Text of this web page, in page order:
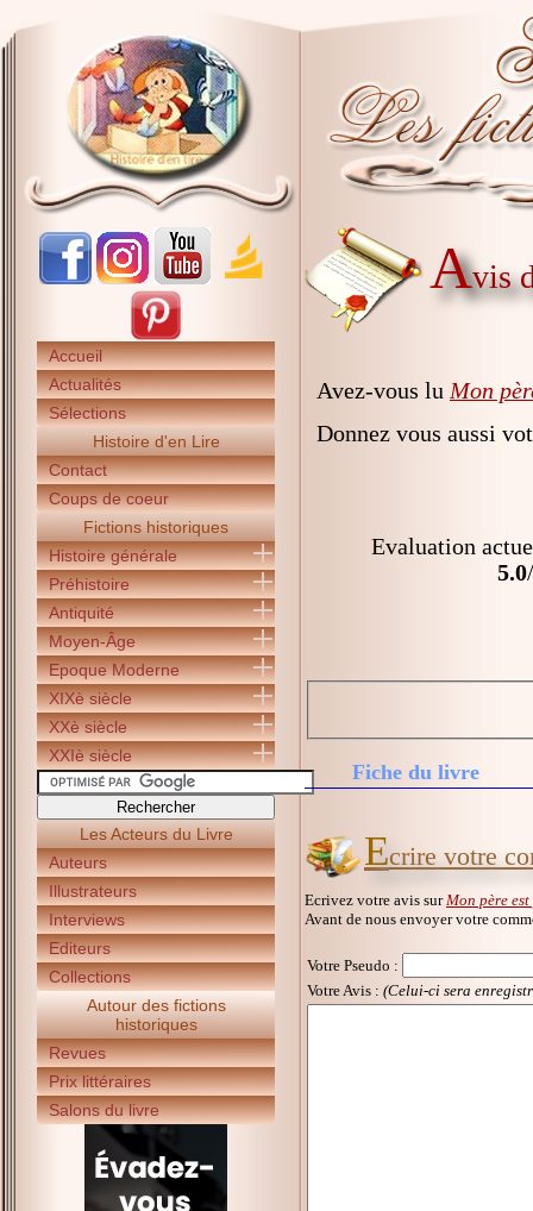
Accueil
Actualités
Sélections
Histoire d'en Lire
Contact
Coups de coeur
Fictions historiques
Histoire générale
Préhistoire
Antiquité
Moyen-Âge
Epoque Moderne
XIXè siècle
XXè siècle
XXIè siècle
Les Acteurs du Livre
Auteurs
Illustrateurs
Interviews
Editeurs
Collections
Autour des fictions
historiques
Revues
Prix littéraires
Salons du livre
Avis
Avez-vous lu Mon
Donnez vous aussi
Evaluation
5.0
Fiche du livre
Ecrire votre
Ecrivez votre avis sur Mon père
Avant de nous envoyer votre
Votre Pseudo :
Votre Avis : (Celui-ci sera